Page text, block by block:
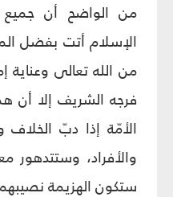
من الواضح أن جميع
الإسلام أتت بفضل
من الله تعالى وعناية
فرجه الشريف إلا أن
الأمّة إذا دبّ الخلاف
والأفراد، وستتدهور
ستكون الهزيمة